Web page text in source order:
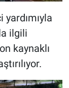
ilgili
kaynaklı